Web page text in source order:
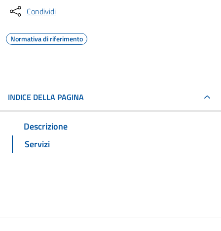
Condividi
Normativa di riferimento
INDICE DELLA PAGINA
Descrizione
Servizi